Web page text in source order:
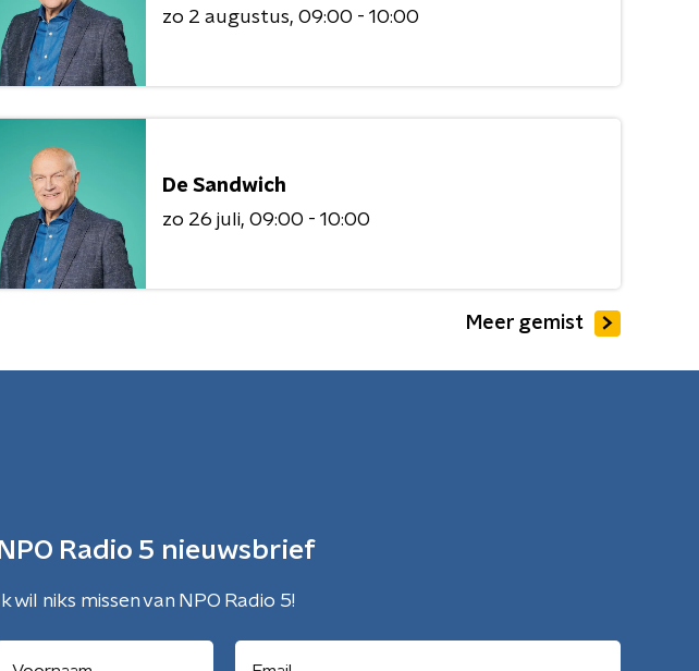
zo 2 augustus 09:00 - 10:00
De Sandwich
zo 26 juli 09:00 - 10:00
Meer gemist
NPO Radio 5 nieuwsbrief
Ik wil niks missen van NPO Radio 5!